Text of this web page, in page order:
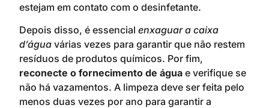
estejam em contato com o desinfetante.
Depois disso, é essencial enxaguar a caixa
d’água várias vezes para garantir que não restem
resíduos de produtos químicos. Por fim,
reconecte o fornecimento de água e verifique se
não há vazamentos. A limpeza deve ser feita pelo
menos duas vezes por ano para garantir a